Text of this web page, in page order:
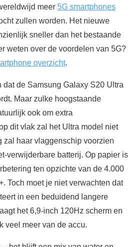
meer 5G smartphones
zullen worden. Het nieuwe
sneller dan het bestaande
weten over de voordelen van 5G?
overzicht.
dat de Samsung Galaxy S20 Ultra
Maar zulke hoogstaande
ook om extra
dit vlak zal het Ultra model niet
zal haar vlaggenschip voorzien
verwijderbare batterij. Op papier is
ten opzichte van de 4.000
Toch moet je niet verwachten dat
in een beduidend langere
het 6,9-inch 120Hz scherm en
veel meer van de accu.